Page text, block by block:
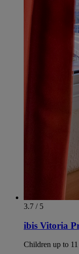
3.7 / 5
ibis Vitoria
Children up to 11